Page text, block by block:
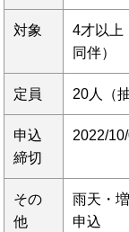
対象
4才以上
同伴）
定員 20人（
申込
締切
2022/
その
他
雨天・
申込